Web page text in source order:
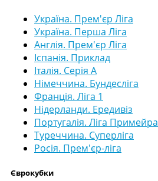
Україна. Прем'єр Ліга
Україна. Перша Ліга
Англія. Прем'єр Ліга
Іспанія. Приклад
Італія. Серія А
Німеччина. Бундесліга
Франція. Ліга 1
Нідерланди. Ередивіз
Португалія. Ліга Примейра
Туреччина. Суперліга
Росія. Прем'єр-ліга
Єврокубки